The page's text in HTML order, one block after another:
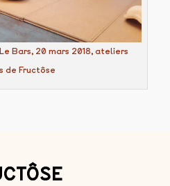
Bars, 20 mars 2018, ateliers
de Fructôse